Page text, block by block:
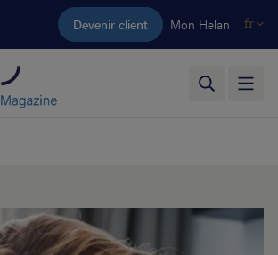
Aller au contenu principal
Devenir client Mon Helan fr